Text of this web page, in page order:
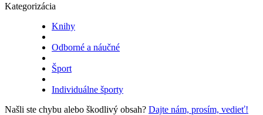
Kategorizácia
Knihy
Odborné a náučné
Šport
Individuálne športy
Našli ste chybu alebo škodlivý obsah? Dajte nám, prosím, vedieť!